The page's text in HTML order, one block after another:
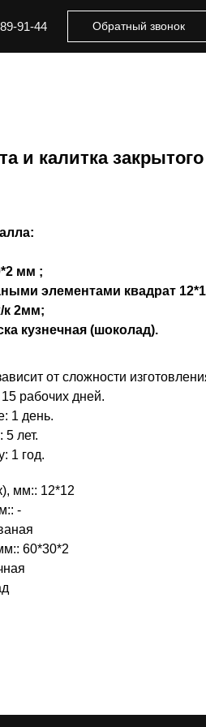
91-44 Обратный звонок
и калитка
мм ;
элементами квадрат
к 2мм;
кузнечная (шоколад).
от сложности
рабочих дней.
1 день.
5 лет.
1 год.
мм:: 12*12
-
60*30*2